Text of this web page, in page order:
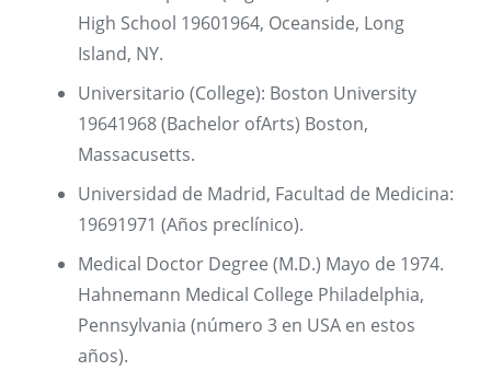
High School 19601964, Oceanside, Long
Island, NY.
Universitario (College): Boston University
19641968 (Bachelor ofArts) Boston,
Massacusetts.
Universidad de Madrid, Facultad de Medicina:
19691971 (Años preclínico).
Medical Doctor Degree (M.D.) Mayo de 1974.
Hahnemann Medical College Philadelphia,
Pennsylvania (número 3 en USA en estos
años).